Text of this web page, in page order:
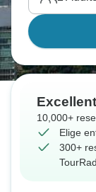
Excellent
10,000+
Elige
300+